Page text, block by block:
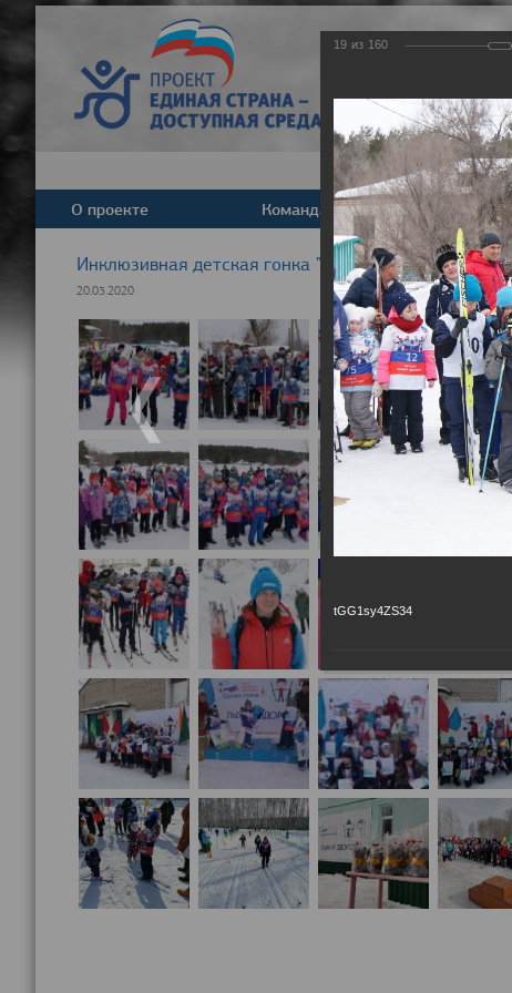
О проекте Команда Новости
Инклюзивная детская гонка "Лыжня здоровья" 2020
20.03.2020
19 из 160
tGG1sy4ZS34